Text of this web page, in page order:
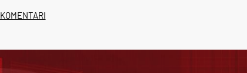
KOMENTARI